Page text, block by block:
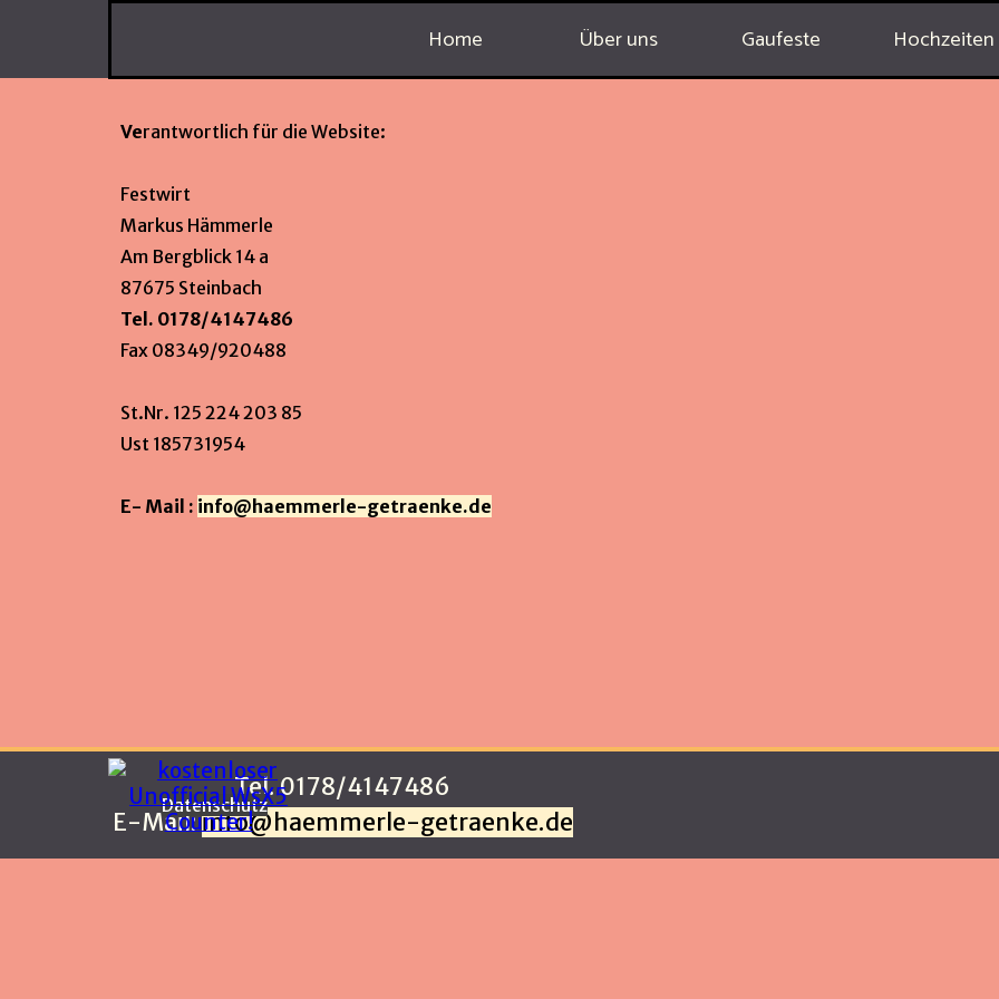
Direkt zum Seiteninhalt
Home Über uns Gaufeste Hochzeiten
Verantwortlich für die Website:
Festwirt
Markus Hämmerle
Am Bergblick 14 a
87675 Steinbach
Tel. 0178/4147486
Fax 08349/920488
St.Nr. 125 224 203 85
Ust 185731954
E- Mail : info@haemmerle-getraenke.de
Tel. 0178/4147486
E-Mail:info@haemmerle-getraenke.de
Datenschutz